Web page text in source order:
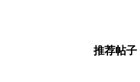
推荐帖子